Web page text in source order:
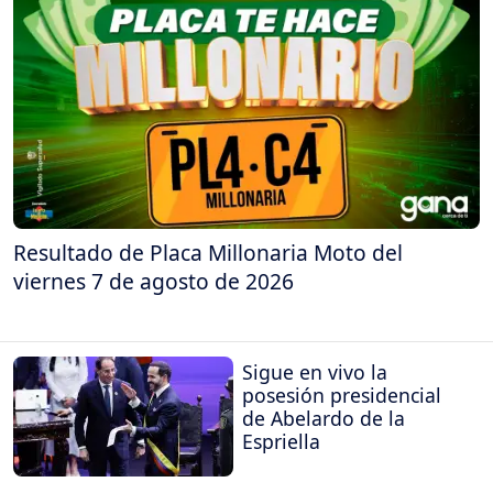
Resultado de Placa Millonaria Moto del
viernes 7 de agosto de 2026
Sigue en vivo la
posesión presidencial
de Abelardo de la
Espriella